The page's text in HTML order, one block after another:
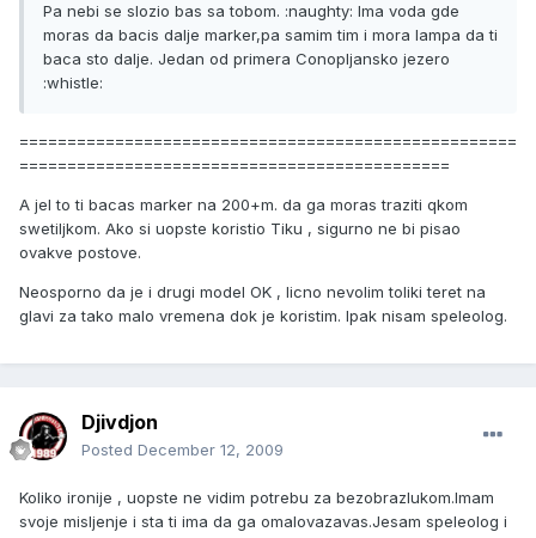
Pa nebi se slozio bas sa tobom. :naughty: Ima voda gde
moras da bacis dalje marker,pa samim tim i mora lampa da ti
baca sto dalje. Jedan od primera Conopljansko jezero
:whistle:
====================================================
=============================================
A jel to ti bacas marker na 200+m. da ga moras traziti qkom
swetiljkom. Ako si uopste koristio Tiku , sigurno ne bi pisao
ovakve postove.
Neosporno da je i drugi model OK , licno nevolim toliki teret na
glavi za tako malo vremena dok je koristim. Ipak nisam speleolog.
Djivdjon
Posted December 12, 2009
Koliko ironije , uopste ne vidim potrebu za bezobrazlukom.Imam
svoje misljenje i sta ti ima da ga omalovazavas.Jesam speleolog i